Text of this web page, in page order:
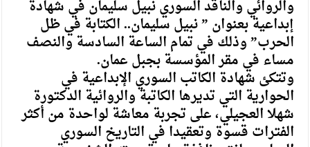
والروائي والناقد السوري نبيل سليمان في شهادة
إبداعية بعنوان ” نبيل سليمان.. الكتابة في ظل
الحرب” وذلك في تمام الساعة السادسة والنصف
مساء في مقر المؤسسة بجبل عمان.
وتتكئ شهادة الكاتب السوري الإبداعية في
الحوارية التي تديرها الكاتبة والروائية الدكتورة
شهلا العجيلي، على تجربة معاشة لواحدة من أكثر
الفترات قسوة وتعقيدا في التاريخ السوري